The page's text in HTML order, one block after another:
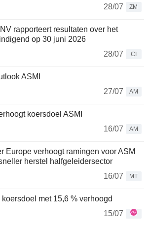
28/07
ZM
rapporteert resultaten over het
op 30 juni 2026
28/07
CI
ASMI
27/07
AM
koersdoel ASMI
16/07
AM
Europe verhoogt ramingen voor ASM
herstel halfgeleidersector
16/07
MT
met 15,6 % verhoogd
15/07